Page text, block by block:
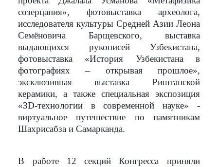
созерцания», фотовыставка археолога,
исследователя культуры Средней Азии Леона
Семёновича Барщевского, выставка
выдающихся рукописей Узбекистана,
фотовыставка «История Узбекистана в
фотографиях – открывая прошлое»,
эксклюзивная выставка Риштанской
керамики, а также специальная экспозиция
«3D-технологии в современной науке» -
виртуальное путешествие по памятникам
Шахрисабза и Самарканда.
В работе 12 секций Конгресса приняли